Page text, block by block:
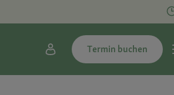
Termin buchen